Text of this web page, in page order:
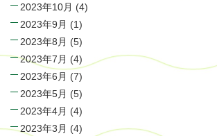
2023年10月 (4)
2023年9月 (1)
2023年8月 (5)
2023年7月 (4)
2023年6月 (7)
2023年5月 (5)
2023年4月 (4)
2023年3月 (4)